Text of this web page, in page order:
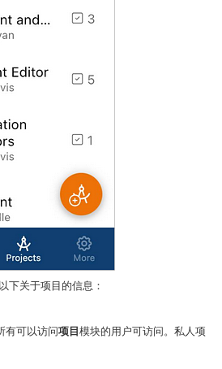
下关于项目的信息：
有可以访问项目模块的用户可访问。私人项